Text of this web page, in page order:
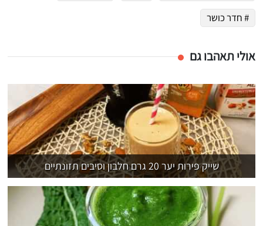
# חדר כושר
אולי תאהבו גם
שייק פירות יער 20 גרם חלבון וסיבים תזונתיים